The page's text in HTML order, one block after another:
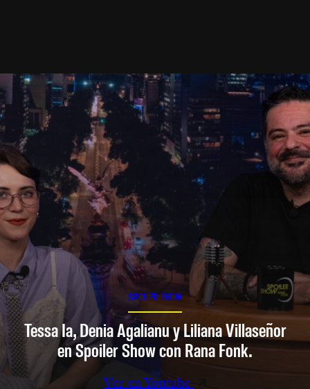
SPOILER SHOW
Tessa Ia, Denia Agalianu y Liliana Villaseñor
en Spoiler Show con Rana Fonk.
Ver en Youtube